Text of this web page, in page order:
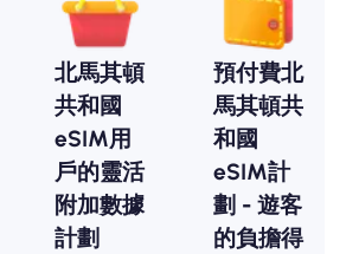
北馬其頓
共和國
eSIM用
戶的靈活
附加數據
計劃
預付費北
馬其頓共
和國
eSIM計
劃 - 遊客
的負擔得